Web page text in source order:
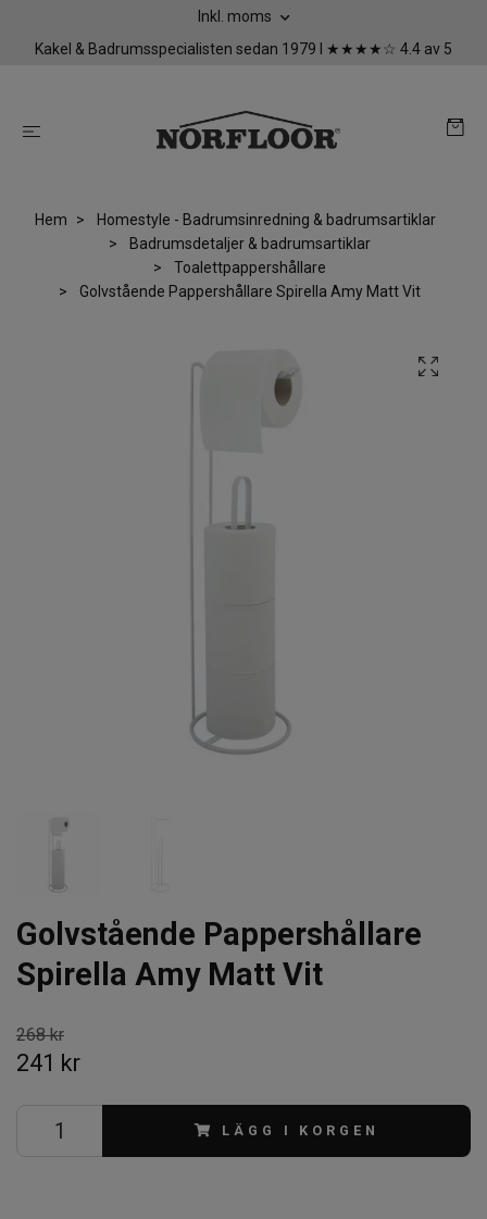
Inkl. moms
Kakel & Badrumsspecialisten sedan 1979 I ★★★★☆ 4.4 av 5
Hem
Homestyle - Badrumsinredning & badrumsartiklar
Badrumsdetaljer & badrumsartiklar
Toalettpappershållare
Golvstående Pappershållare Spirella Amy Matt Vit
Golvstående Pappershållare
Spirella Amy Matt Vit
268 kr
241 kr
LÄGG I KORGEN